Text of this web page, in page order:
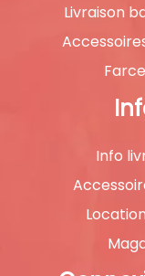
Livraison
Info